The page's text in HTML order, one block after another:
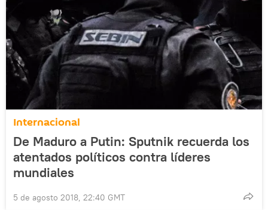
Internacional
De Maduro a Putin: Sputnik recuerda los
atentados políticos contra líderes
mundiales
5 de agosto 2018, 22:40 GMT